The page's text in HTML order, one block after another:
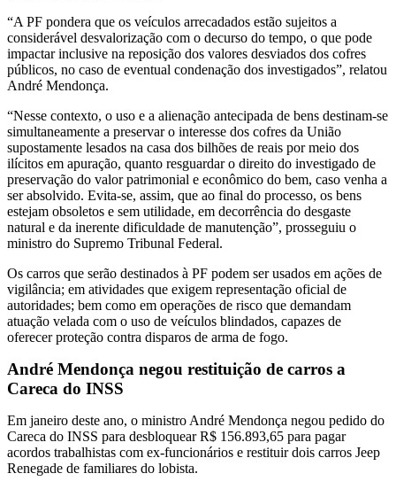
“A PF pondera que os veículos arrecadados estão sujeitos a
considerável desvalorização com o decurso do tempo, o que pode
impactar inclusive na reposição dos valores desviados dos cofres
públicos, no caso de eventual condenação dos investigados”, relatou
André Mendonça.
“Nesse contexto, o uso e a alienação antecipada de bens destinam-se
simultaneamente a preservar o interesse dos cofres da União
supostamente lesados na casa dos bilhões de reais por meio dos
ilícitos em apuração, quanto resguardar o direito do investigado de
preservação do valor patrimonial e econômico do bem, caso venha a
ser absolvido. Evita-se, assim, que ao final do processo, os bens
estejam obsoletos e sem utilidade, em decorrência do desgaste
natural e da inerente dificuldade de manutenção”, prosseguiu o
ministro do Supremo Tribunal Federal.
Os carros que serão destinados à PF podem ser usados em ações de
vigilância; em atividades que exigem representação oficial de
autoridades; bem como em operações de risco que demandam
atuação velada com o uso de veículos blindados, capazes de
oferecer proteção contra disparos de arma de fogo.
André Mendonça negou restituição de carros a
Careca do INSS
Em janeiro deste ano, o ministro André Mendonça negou pedido do
Careca do INSS para desbloquear R$ 156.893,65 para pagar
acordos trabalhistas com ex-funcionários e restituir dois carros Jeep
Renegade de familiares do lobista.